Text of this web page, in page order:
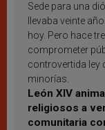
Sede para una
llevaba veinte
hoy. Pero hace
comprometer
controvertida ley
minorías.
León XIV
religiosos a
comunitaria